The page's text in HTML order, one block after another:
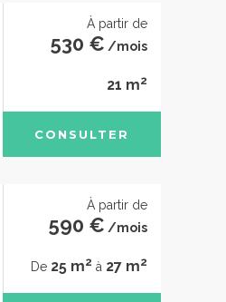
À partir de
530 € /mois
21 m2
CONSULTER
À partir de
590 € /mois
De 25 m2 à 27 m2